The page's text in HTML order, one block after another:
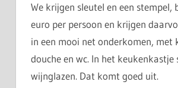
We krijgen sleutel en een stempel,
euro per persoon en krijgen
in een mooi net onderkomen, met
douche en wc. In het keukenkastje
wijnglazen. Dat komt goed uit.